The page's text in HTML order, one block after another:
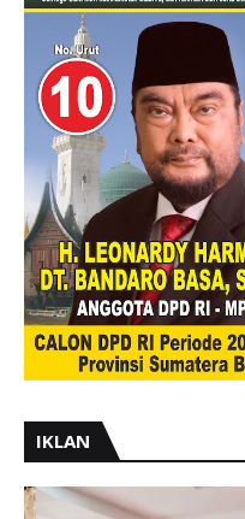
IKLAN